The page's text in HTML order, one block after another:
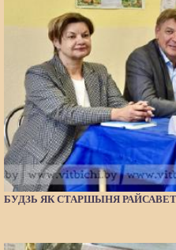
БУДЗЬ ЯК СТАРШЫНЯ